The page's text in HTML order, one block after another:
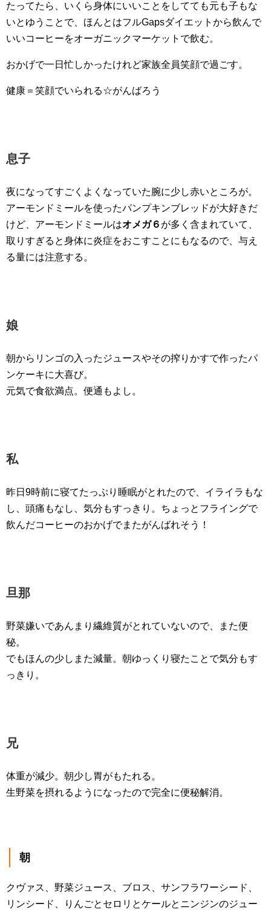
たってたら、いくら身体にいいことをしてても元も子もな
いとゆうことで、ほんとはフルGapsダイエットから飲んで
いいコーヒーをオーガニックマーケットで飲む。
おかげで一日忙しかったけれど家族全員笑顔で過ごす。
健康＝笑顔でいられる☆がんばろう
息子
夜になってすごくよくなっていた腕に少し赤いところが。
アーモンドミールを使ったパンプキンブレッドが大好きだ
けど、アーモンドミールはオメガ６ が多く含まれていて、
取りすぎると身体に炎症をおこすことにもなるので、与え
る量には注意する。
娘
朝からリンゴの入ったジュースやその搾りかすで作ったパ
ンケーキに大喜び。
元気で食欲満点。便通もよし。
私
昨日9時前に寝てたっぷり睡眠がとれたので、イライラもな
し、頭痛もなし、気分もすっきり。ちょっとフライングで
飲んだコーヒーのおかげでまたがんばれそう！
旦那
野菜嫌いであんまり繊維質がとれていないので、また便
秘。
でもほんの少しまた減量。朝ゆっくり寝たことで気分もす
っきり。
兄
体重が減少。朝少し胃がもたれる。
生野菜を摂れるようになったので完全に便秘解消。
朝
クヴァス、野菜ジュース、ブロス、サンフラワーシード、
リンシード、りんごとセロリとケールとニンジンのジュー